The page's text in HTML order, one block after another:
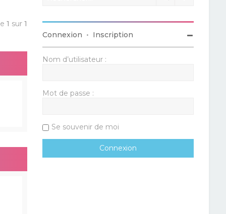
1 sur1
Connexion • Inscription
Nom d’utilisateur :
Mot de passe :
Se souvenir de moi